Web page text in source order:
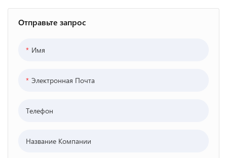
Отправьте запрос
Имя
Электронная Почта
Телефон
Название Компании
174546395451122
аквариум-17454
94